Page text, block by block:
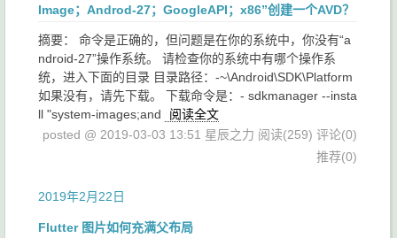
Image；Androd-27；GoogleAPI；x86”创建一个AVD？
摘要： 命令是正确的，但问题是在你的系统中，你没有“a
ndroid-27”操作系统。 请检查你的系统中有哪个操作系
统，进入下面的目录 目录路径：-~\Android\SDK\Platform
如果没有，请先下载。 下载命令是：- sdkmanager --insta
ll "system-images;and
阅读全文
posted @ 2019-03-03 13:51 星辰之力 阅读(259) 评论(0)
推荐(0)
2019年2月22日
Flutter 图片如何充满父布局